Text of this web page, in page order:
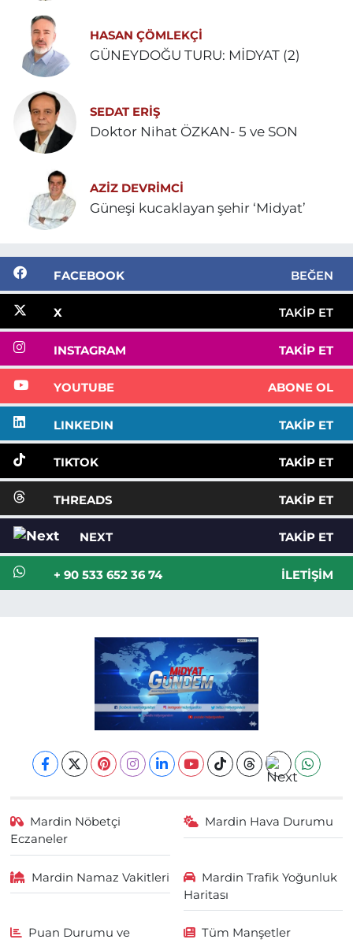
HASAN ÇÖMLEKÇİ
GÜNEYDOĞU TURU: MİDYAT (2)
SEDAT ERİŞ
Doktor Nihat ÖZKAN- 5 ve SON
AZIZ DEVRIMCI
Güneşi kucaklayan şehir ‘Midyat’
FACEBOOK BEĞEN
X TAKIP ET
INSTAGRAM TAKIP ET
YOUTUBE ABONE OL
LINKEDIN TAKIP ET
TIKTOK TAKIP ET
THREADS TAKIP ET
NEXT TAKIP ET
+ 90 533 652 36 74 İLETIŞIM
Mardin Nöbetçi
Eczaneler
Mardin Hava Durumu
Mardin Namaz Vakitleri
Mardin Trafik Yoğunluk
Haritası
Puan Durumu ve
Tüm Manşetler